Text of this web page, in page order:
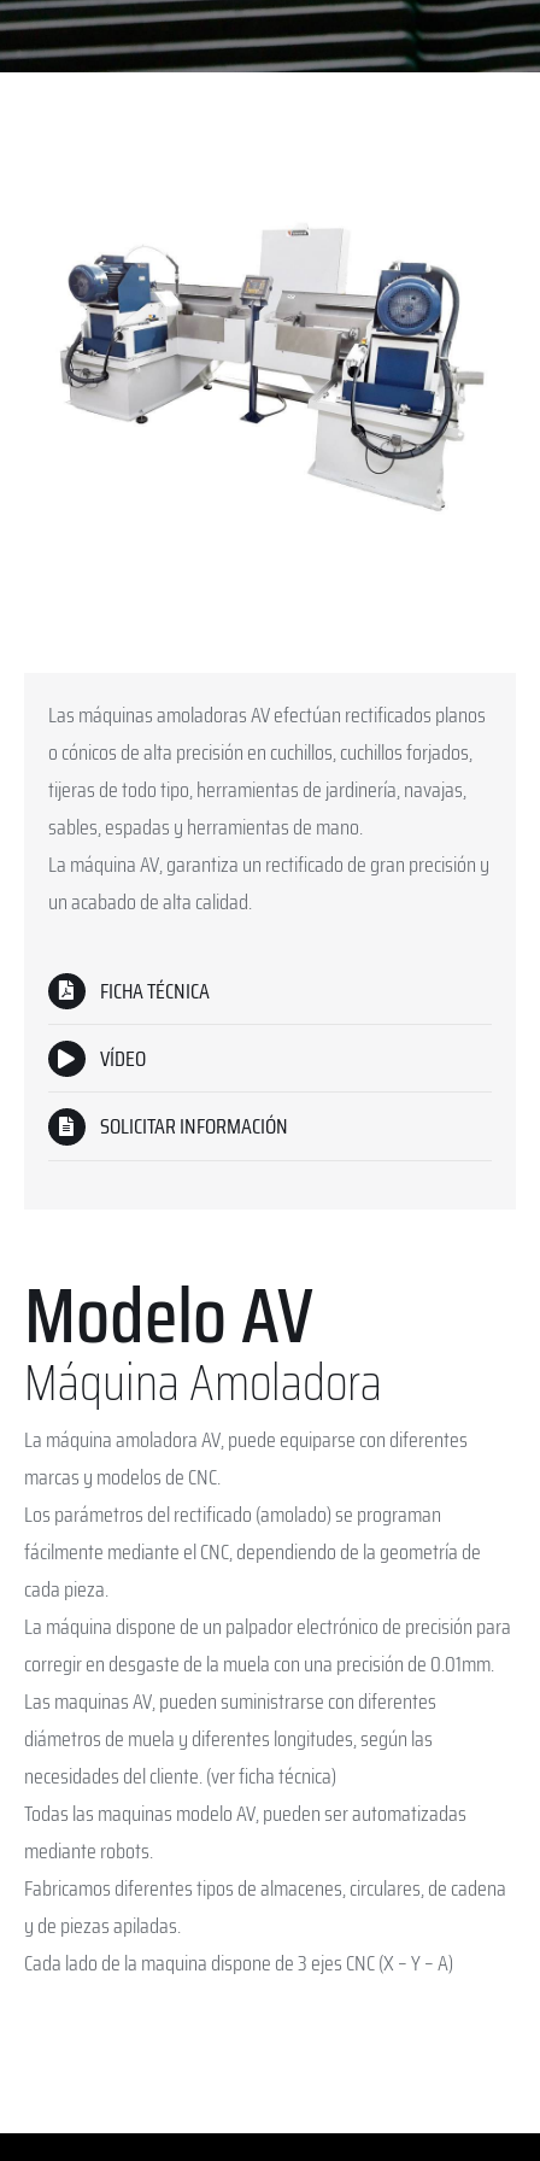
Las máquinas amoladoras AV efectúan rectificados planos
o cónicos de alta precisión en cuchillos, cuchillos forjados,
tijeras de todo tipo, herramientas de jardinería, navajas,
sables, espadas y herramientas de mano.
La máquina AV, garantiza un rectificado de gran precisión y
un acabado de alta calidad.
FICHA TÉCNICA
VÍDEO
SOLICITAR INFORMACIÓN
Modelo AV
Máquina Amoladora
La máquina amoladora AV, puede equiparse con diferentes
marcas y modelos de CNC.
Los parámetros del rectificado (amolado) se programan
fácilmente mediante el CNC, dependiendo de la geometría de
cada pieza.
La máquina dispone de un palpador electrónico de precisión para
corregir en desgaste de la muela con una precisión de 0.01mm.
Las maquinas AV, pueden suministrarse con diferentes
diámetros de muela y diferentes longitudes, según las
necesidades del cliente. (ver ficha técnica)
Todas las maquinas modelo AV, pueden ser automatizadas
mediante robots.
Fabricamos diferentes tipos de almacenes, circulares, de cadena
y de piezas apiladas.
Cada lado de la maquina dispone de 3 ejes CNC (X – Y – A)